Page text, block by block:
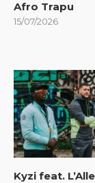
Afro Trapu
15/07/2026
Kyzi feat.